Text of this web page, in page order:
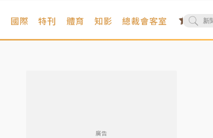
國際 特刊 體育 知影 總裁會客室
廣告